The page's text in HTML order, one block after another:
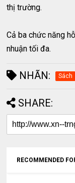
thị trường.
Cả ba chức năng
nhuận tối đa.
NHÃN: Sách
SHARE:
RECOMMENDED